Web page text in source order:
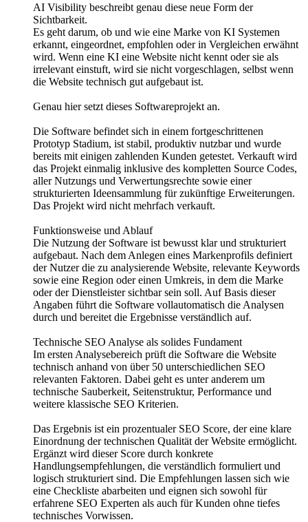
AI Visibility beschreibt genau diese neue Form der
Sichtbarkeit.
Es geht darum, ob und wie eine Marke von KI Systemen
erkannt, eingeordnet, empfohlen oder in Vergleichen erwähnt
wird. Wenn eine KI eine Website nicht kennt oder sie als
irrelevant einstuft, wird sie nicht vorgeschlagen, selbst wenn
die Website technisch gut aufgebaut ist.
Genau hier setzt dieses Softwareprojekt an.
Die Software befindet sich in einem fortgeschrittenen
Prototyp Stadium, ist stabil, produktiv nutzbar und wurde
bereits mit einigen zahlenden Kunden getestet. Verkauft wird
das Projekt einmalig inklusive des kompletten Source Codes,
aller Nutzungs und Verwertungsrechte sowie einer
strukturierten Ideensammlung für zukünftige Erweiterungen.
Das Projekt wird nicht mehrfach verkauft.
Funktionsweise und Ablauf
Die Nutzung der Software ist bewusst klar und strukturiert
aufgebaut. Nach dem Anlegen eines Markenprofils definiert
der Nutzer die zu analysierende Website, relevante Keywords
sowie eine Region oder einen Umkreis, in dem die Marke
oder der Dienstleister sichtbar sein soll. Auf Basis dieser
Angaben führt die Software vollautomatisch die Analysen
durch und bereitet die Ergebnisse verständlich auf.
Technische SEO Analyse als solides Fundament
Im ersten Analysebereich prüft die Software die Website
technisch anhand von über 50 unterschiedlichen SEO
relevanten Faktoren. Dabei geht es unter anderem um
technische Sauberkeit, Seitenstruktur, Performance und
weitere klassische SEO Kriterien.
Das Ergebnis ist ein prozentualer SEO Score, der eine klare
Einordnung der technischen Qualität der Website ermöglicht.
Ergänzt wird dieser Score durch konkrete
Handlungsempfehlungen, die verständlich formuliert und
logisch strukturiert sind. Die Empfehlungen lassen sich wie
eine Checkliste abarbeiten und eignen sich sowohl für
erfahrene SEO Experten als auch für Kunden ohne tiefes
technisches Vorwissen.